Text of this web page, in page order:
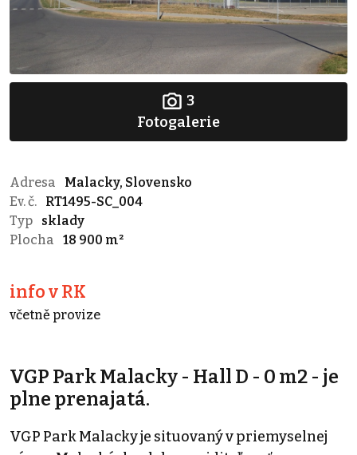
3
Fotogalerie
Adresa
Malacky, Slovensko
Ev. č.
RT1495-SC_004
Typ
sklady
Plocha
18 900 m²
info v RK
včetně provize
VGP Park Malacky - Hall D - 0 m2 - je
plne prenajatá.
VGP Park Malacky je situovaný v priemyselnej